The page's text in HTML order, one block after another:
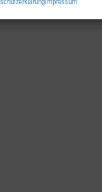
(siehe